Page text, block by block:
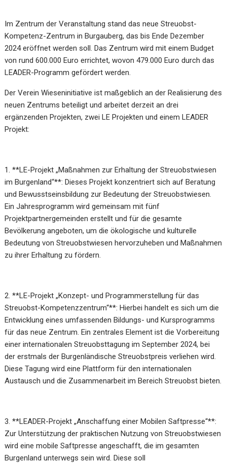
Im Zentrum der Veranstaltung stand das neue Streuobst-
Kompetenz-Zentrum in Burgauberg, das bis Ende Dezember
2024 eröffnet werden soll. Das Zentrum wird mit einem Budget
von rund 600.000 Euro errichtet, wovon 479.000 Euro durch das
LEADER-Programm gefördert werden.
Der Verein Wieseninitiative ist maßgeblich an der Realisierung des
neuen Zentrums beteiligt und arbeitet derzeit an drei
ergänzenden Projekten, zwei LE Projekten und einem LEADER
Projekt:
1. **LE-Projekt „Maßnahmen zur Erhaltung der Streuobstwiesen
im Burgenland“**: Dieses Projekt konzentriert sich auf Beratung
und Bewusstseinsbildung zur Bedeutung der Streuobstwiesen.
Ein Jahresprogramm wird gemeinsam mit fünf
Projektpartnergemeinden erstellt und für die gesamte
Bevölkerung angeboten, um die ökologische und kulturelle
Bedeutung von Streuobstwiesen hervorzuheben und Maßnahmen
zu ihrer Erhaltung zu fördern.
2. **LE-Projekt „Konzept- und Programmerstellung für das
Streuobst-Kompetenzzentrum“**: Hierbei handelt es sich um die
Entwicklung eines umfassenden Bildungs- und Kursprogramms
für das neue Zentrum. Ein zentrales Element ist die Vorbereitung
einer internationalen Streuobsttagung im September 2024, bei
der erstmals der Burgenländische Streuobstpreis verliehen wird.
Diese Tagung wird eine Plattform für den internationalen
Austausch und die Zusammenarbeit im Bereich Streuobst bieten.
3. **LEADER-Projekt „Anschaffung einer Mobilen Saftpresse“**:
Zur Unterstützung der praktischen Nutzung von Streuobstwiesen
wird eine mobile Saftpresse angeschafft, die im gesamten
Burgenland unterwegs sein wird. Diese soll